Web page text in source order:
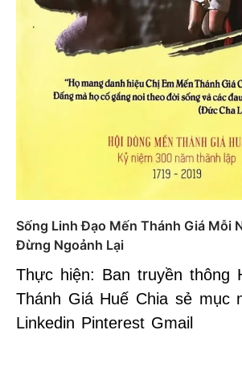
Sống Linh Đạo Mến Thánh Giá Mỗi
Đừng Ngoảnh Lại
Thực hiện: Ban truyền thông
Thánh Giá Huế Chia sẻ mục
Linkedin Pinterest Gmail